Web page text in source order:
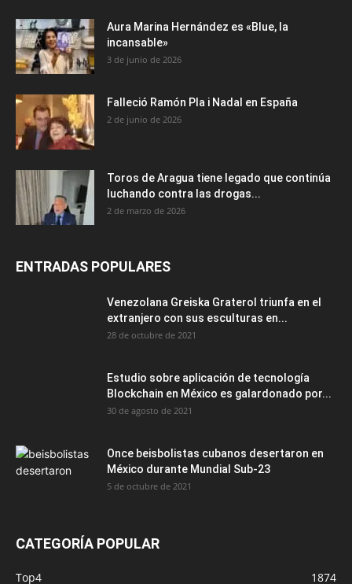
Aura Marina Hernández es «Blue, la
incansable»
3 de junio de 2026
Falleció Ramón Pla i Nadal en España
2 de junio de 2026
Toros de Aragua tiene legado que continúa
luchando contra las drogas...
2 de marzo de 2026
ENTRADAS POPULARES
Venezolana Greiska Graterol triunfa en el
extranjero con sus esculturas en...
28 de octubre de 2021
Estudio sobre aplicación de tecnología
Blockchain en México es galardonado por...
30 de agosto de 2021
Once beisbolistas cubanos desertaron en
México durante Mundial Sub-23
5 de octubre de 2021
CATEGORÍA POPULAR
Top4
1874